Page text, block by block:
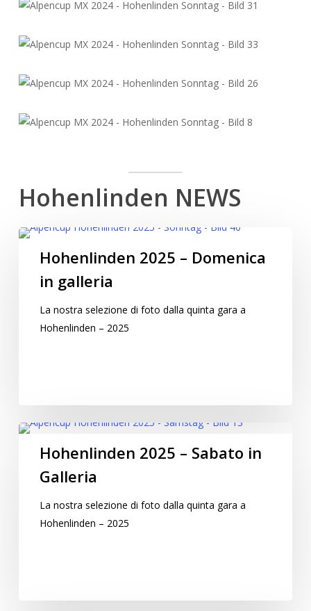
Hohenlinden NEWS
Hohenlinden 2025 – Domenica
in galleria
La nostra selezione di foto dalla quinta gara a
Hohenlinden – 2025
Hohenlinden 2025 – Sabato in
Galleria
La nostra selezione di foto dalla quinta gara a
Hohenlinden – 2025